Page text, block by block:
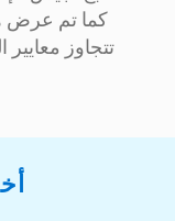
كما تم عرض